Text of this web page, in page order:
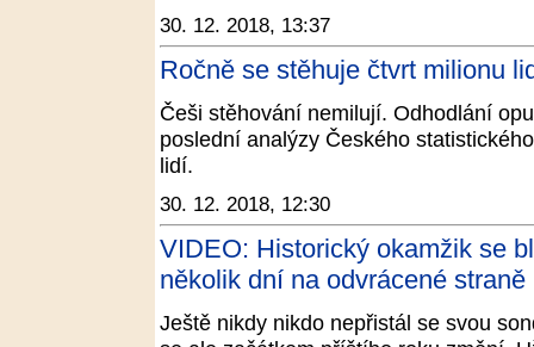
30. 12. 2018, 13:37
Ročně se stěhuje čtvrt milionu
Češi stěhování nemilují. Odhodlání
poslední analýzy Českého
lidí.
30. 12. 2018, 12:30
VIDEO: Historický okamžik se
několik dní na odvrácené
Ještě nikdy nikdo nepřistál se svou